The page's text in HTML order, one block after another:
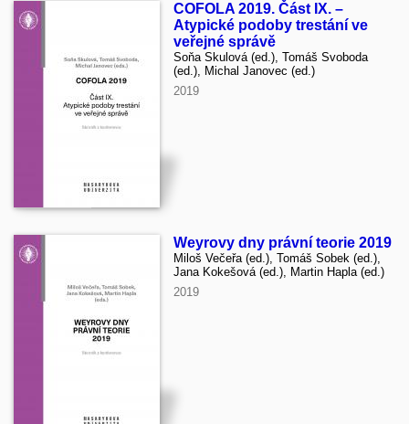
COFOLA 2019. Část IX. –
Atypické podoby trestání ve
veřejné správě
Soňa Skulová (ed.), Tomáš Svoboda
(ed.), Michal Janovec (ed.)
2019
Weyrovy dny právní teorie 2019
Miloš Večeřa (ed.), Tomáš Sobek (ed.),
Jana Kokešová (ed.), Martin Hapla (ed.)
2019